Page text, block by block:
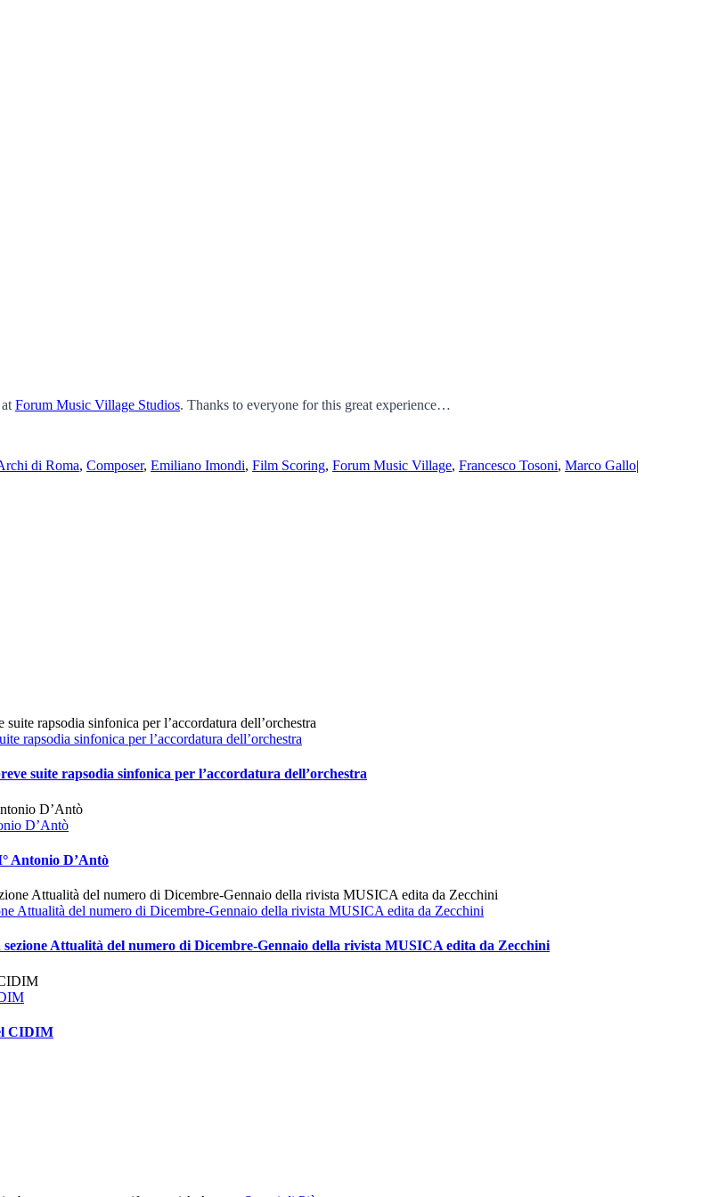
atForum Music Village Studios. Thanks to everyone for this great experience…
di Roma, Composer, Emiliano Imondi, Film Scoring, Forum Music Village, Francesco Tosoni, Marco Gallo|
rapsodia sinfonica per l’accordatura dell’orchestra
suite rapsodia sinfonica per l’accordatura dell’orchestra
D’Antò
Antonio D’Antò
Attualità del numero di Dicembre-Gennaio della rivista MUSICA edita da Zecchini
Attualità del numero di Dicembre-Gennaio della rivista MUSICA edita da Zecchini
CIDIM